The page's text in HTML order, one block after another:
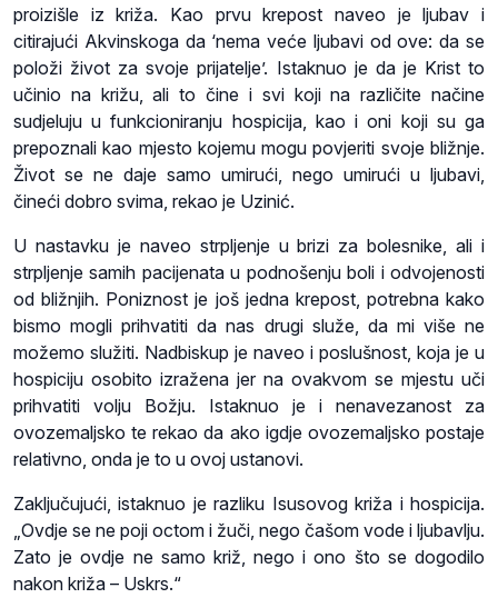
proizišle iz križa. Kao prvu krepost naveo je ljubav i
citirajući Akvinskoga da ‘nema veće ljubavi od ove: da se
položi život za svoje prijatelje’. Istaknuo je da je Krist to
učinio na križu, ali to čine i svi koji na različite načine
sudjeluju u funkcioniranju hospicija, kao i oni koji su ga
prepoznali kao mjesto kojemu mogu povjeriti svoje bližnje.
Život se ne daje samo umirući, nego umirući u ljubavi,
čineći dobro svima, rekao je Uzinić.
U nastavku je naveo strpljenje u brizi za bolesnike, ali i
strpljenje samih pacijenata u podnošenju boli i odvojenosti
od bližnjih. Poniznost je još jedna krepost, potrebna kako
bismo mogli prihvatiti da nas drugi služe, da mi više ne
možemo služiti. Nadbiskup je naveo i poslušnost, koja je u
hospiciju osobito izražena jer na ovakvom se mjestu uči
prihvatiti volju Božju. Istaknuo je i nenavezanost za
ovozemaljsko te rekao da ako igdje ovozemaljsko postaje
relativno, onda je to u ovoj ustanovi.
Zaključujući, istaknuo je razliku Isusovog križa i hospicija.
„Ovdje se ne poji octom i žuči, nego čašom vode i ljubavlju.
Zato je ovdje ne samo križ, nego i ono što se dogodilo
nakon križa – Uskrs.“